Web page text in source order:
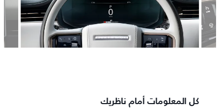
كل المعلومات أمام ناظريك